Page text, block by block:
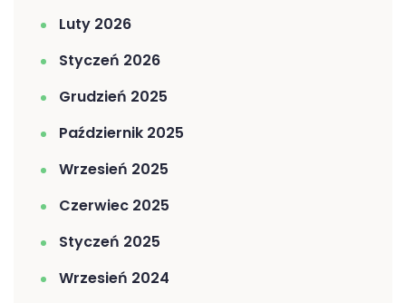
Luty 2026
Styczeń 2026
Grudzień 2025
Październik 2025
Wrzesień 2025
Czerwiec 2025
Styczeń 2025
Wrzesień 2024